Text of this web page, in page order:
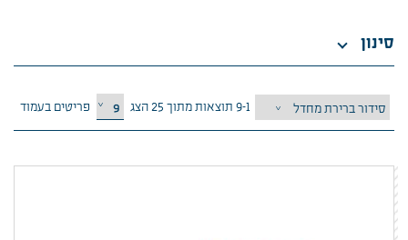
סינון
1–9 תוצאות מתוך 25 הצג פריטים בעמוד